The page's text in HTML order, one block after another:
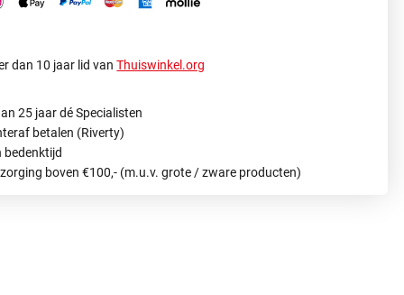
dan 10 jaar lid vanThuiswinkel.org
25 jaar dé Specialisten
betalen (Riverty)
bedenktijd
boven €100,- (m.u.v. grote / zware producten)